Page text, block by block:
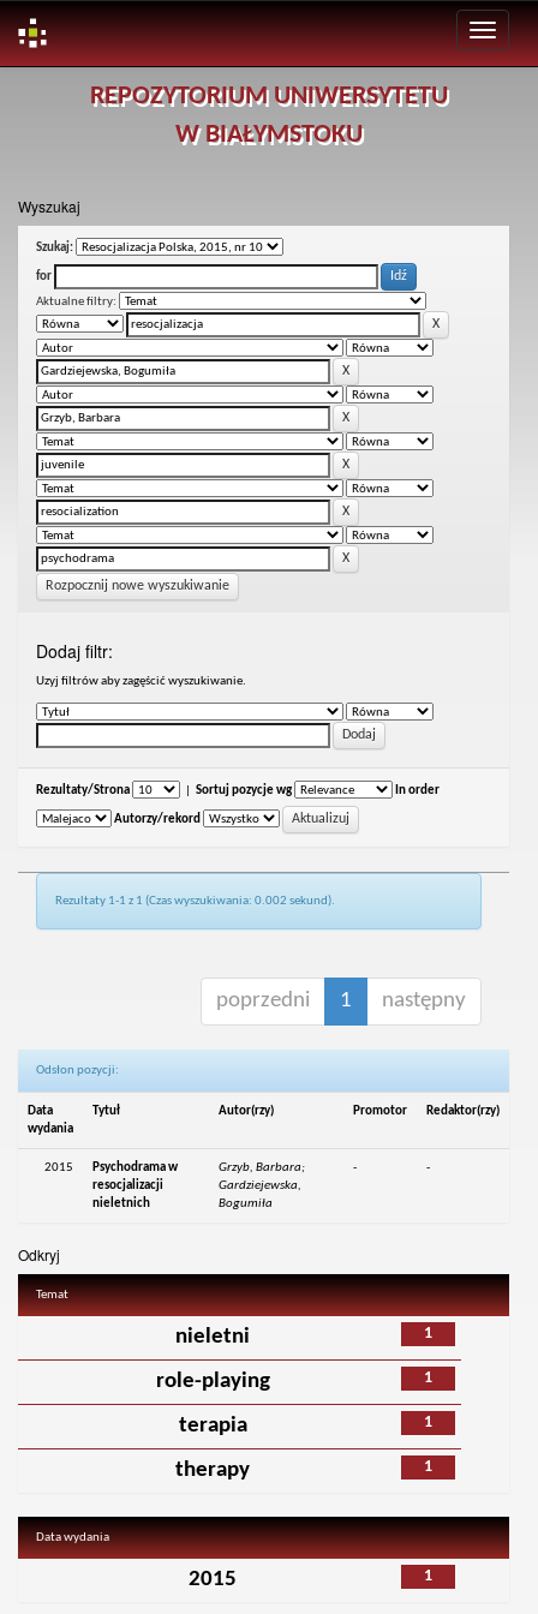
REPOZYTORIUM UNIWERSYTETU
W BIAŁYMSTOKU
Wyszukaj
Szukaj:
for
Aktualne filtry:
Rozpocznij nowe wyszukiwanie
Dodaj filtr:
Uzyj filtrów aby zagęścić wyszukiwanie.
Rezultaty/Strona Sortuj pozycje wg In order
Autorzy/rekord
Rezultaty 1-1 z 1 (Czas wyszukiwania: 0.002 sekund).
poprzedni 1 następny
Odsłon pozycji:
Data
wydania
Tytuł Autor(rzy) Promotor Redaktor(rzy)
2015
Psychodrama w
resocjalizacji
nieletnich
Grzyb, Barbara;
Gardziejewska,
Bogumiła
- -
Odkryj
Temat
1
nieletni
1
role-playing
1
terapia
1
therapy
Data wydania
1
2015